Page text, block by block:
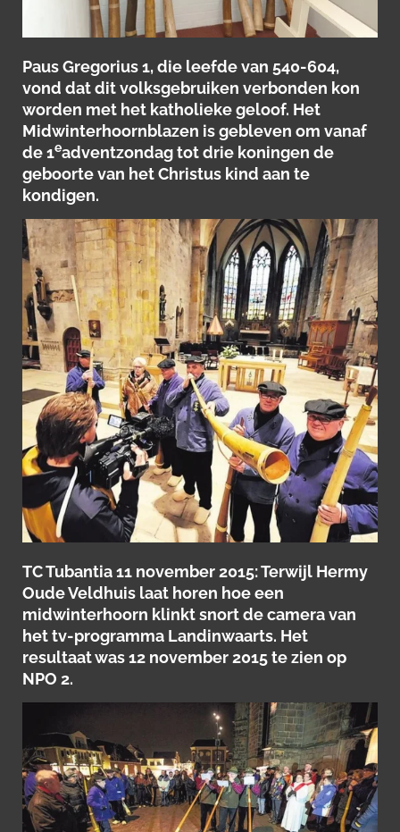
Paus Gregorius 1, die leefde van 540-604,
vond dat dit volksgebruiken verbonden kon
worden met het katholieke geloof. Het
Midwinterhoornblazen is gebleven om vanaf
de 1eadventzondag tot drie koningen de
geboorte van het Christus kind aan te
kondigen.
TC Tubantia 11 november 2015: Terwijl Hermy
Oude Veldhuis laat horen hoe een
midwinterhoorn klinkt snort de camera van
het tv-programma Landinwaarts. Het
resultaat was 12 november 2015 te zien op
NPO 2.